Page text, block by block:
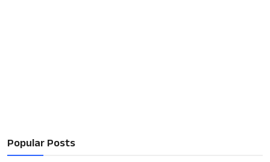
Popular Posts